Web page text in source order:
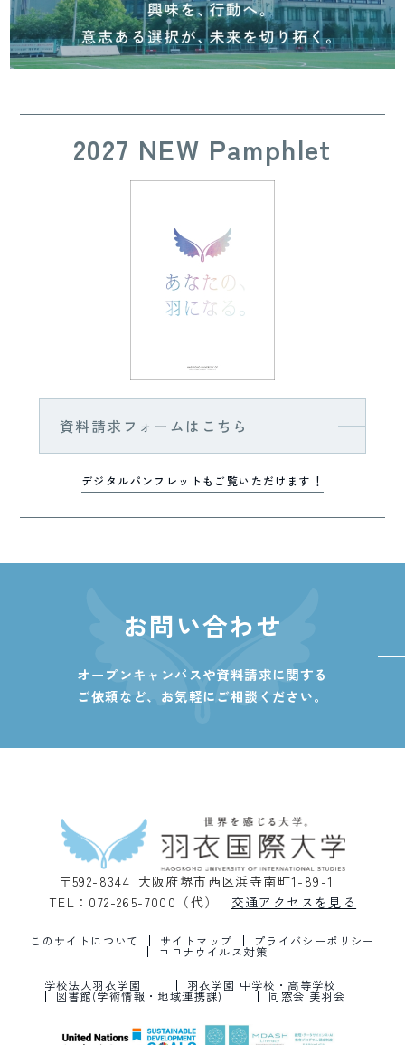
2027 NEW Pamphlet
資料請求フォームはこちら
デジタルパンフレットもご覧いただけます！
お問い合わせ
オープンキャンパスや資料請求に関する
ご依頼など、 お気軽にご相談ください。
〒592-8344 大阪府堺市西区浜寺南町1-89-1
TEL：072-265-7000（代）
交通アクセスを見る
このサイトについて サイトマップ プライバシーポリシー
コロナウイルス対策
学校法人羽衣学園 羽衣学園 中学校・高等学校
図書館(学術情報・地域連携課) 同窓会 美羽会